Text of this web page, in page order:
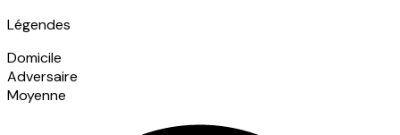
Légendes
Domicile
Adversaire
Moyenne